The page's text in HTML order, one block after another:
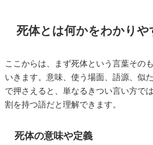
死体とは何かをわかりや
ここからは、まず死体という言葉その
いきます。意味、使う場面、語源、似
で押さえると、単なるきつい言い方で
割を持つ語だと理解できます。
死体の意味や定義